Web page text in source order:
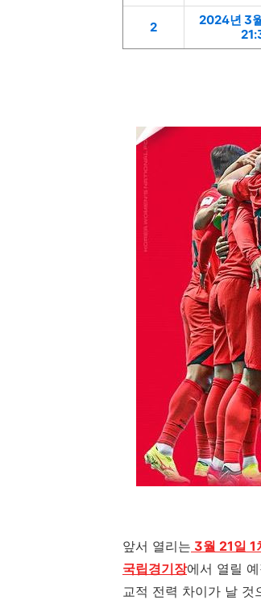
2
2024년 3
앞서 열리는 3월 21일 1
국립경기장에서 열릴
교적 전력 차이가 날 것